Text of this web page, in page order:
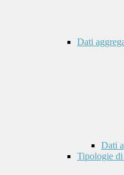
Dati
Dati
Tipologie